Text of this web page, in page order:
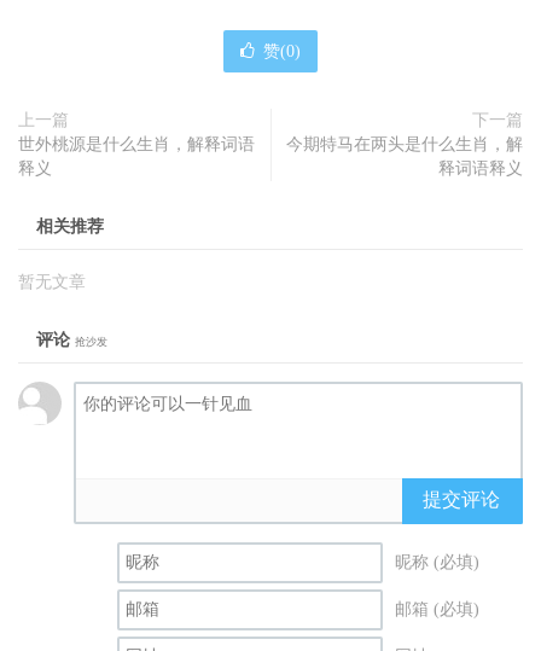
赞(0)
上一篇
世外桃源是什么生肖，解释词语
释义
下一篇
今期特马在两头是什么生肖，解
释词语释义
相关推荐
暂无文章
评论 抢沙发
提交评论
昵称 (必填)
邮箱 (必填)